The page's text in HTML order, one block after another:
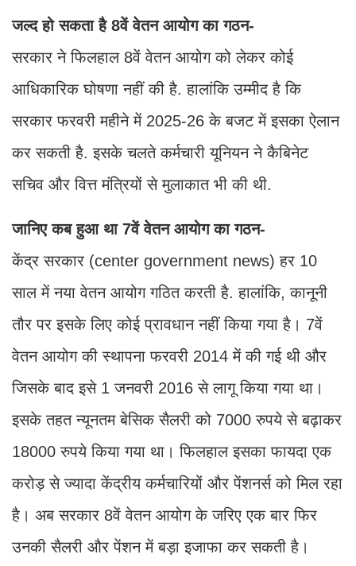
जल्द हो सकता है 8वें वेतन आयोग का गठन-
सरकार ने फिलहाल 8वें वेतन आयोग को लेकर कोई
आधिकारिक घोषणा नहीं की है. हालांकि उम्मीद है कि
सरकार फरवरी महीने में 2025-26 के बजट में इसका ऐलान
कर सकती है. इसके चलते कर्मचारी यूनियन ने कैबिनेट
सचिव और वित्त मंत्रियों से मुलाकात भी की थी.
जानिए कब हुआ था 7वें वेतन आयोग का गठन-
केंद्र सरकार (center government news) हर 10
साल में नया वेतन आयोग गठित करती है. हालांकि, कानूनी
तौर पर इसके लिए कोई प्रावधान नहीं किया गया है। 7वें
वेतन आयोग की स्थापना फरवरी 2014 में की गई थी और
जिसके बाद इसे 1 जनवरी 2016 से लागू किया गया था।
इसके तहत न्यूनतम बेसिक सैलरी को 7000 रुपये से बढ़ाकर
18000 रुपये किया गया था। फिलहाल इसका फायदा एक
करोड़ से ज्यादा केंद्रीय कर्मचारियों और पेंशनर्स को मिल रहा
है। अब सरकार 8वें वेतन आयोग के जरिए एक बार फिर
उनकी सैलरी और पेंशन में बड़ा इजाफा कर सकती है।